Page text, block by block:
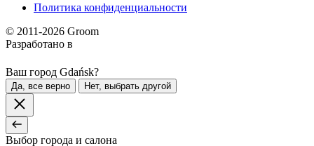
Политика конфиденциальности
© 2011-2026 Groom
Разработано в
Ваш город Gdańsk?
Да, все верно Нет, выбрать другой
Выбор города и салона